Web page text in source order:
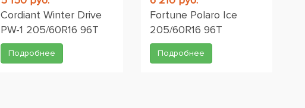
Cordiant Winter Drive
PW-1 205/60R16 96T
Подробнее
Fortune Polaro Ice
205/60R16 96T
Подробнее